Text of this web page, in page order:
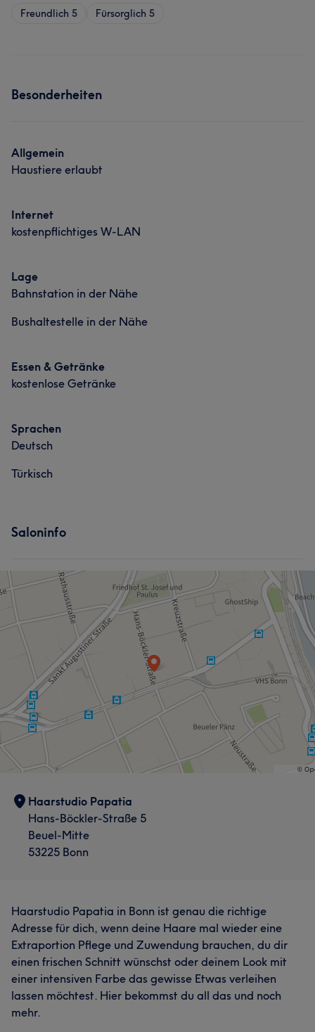
Freundlich 5 Fürsorglich 5
Besonderheiten
Allgemein
Haustiere erlaubt
Internet
kostenpflichtiges W-LAN
Lage
Bahnstation in der Nähe
Bushaltestelle in der Nähe
Essen & Getränke
kostenlose Getränke
Sprachen
Deutsch
Türkisch
Saloninfo
Haarstudio Papatia
Hans-Böckler-Straße 5
Beuel-Mitte
53225 Bonn
Haarstudio Papatia in Bonn ist genau die richtige
Adresse für dich, wenn deine Haare mal wieder eine
Extraportion Pflege und Zuwendung brauchen, du dir
einen frischen Schnitt wünschst oder deinem Look mit
einer intensiven Farbe das gewisse Etwas verleihen
lassen möchtest. Hier bekommst du all das und noch
mehr.